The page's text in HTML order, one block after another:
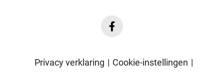
Facebook
Privacy verklaring | Cookie-instellingen |